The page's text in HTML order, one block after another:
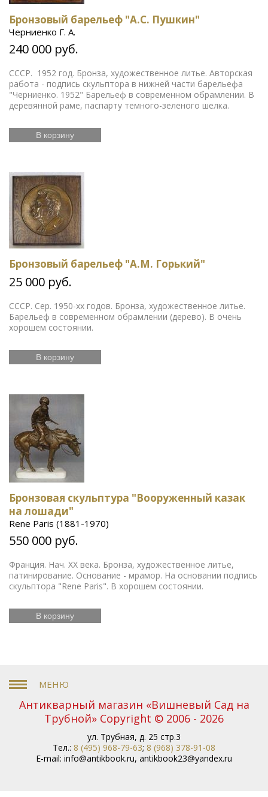
Бронзовый барельеф "А.С. Пушкин"
Черниенко Г. А.
240 000 руб.
СССР. 1952 год. Бронза, художественное литье. Авторская
работа - подпись скульптора в нижней части барельефа
"Черниенко. 1952" Барельеф в современном обрамлении. В
деревянной раме, паспарту темного-зеленого шелка.
В корзину
Бронзовый барельеф "А.М. Горький"
25 000 руб.
СССР. Сер. 1950-хх годов. Бронза, художественное литье.
Барельеф в современном обрамлении (дерево). В очень
хорошем состоянии.
В корзину
Бронзовая скульптура "Вооруженный казак
на лошади"
Rene Paris (1881-1970)
550 000 руб.
Франция. Нач. ХХ века. Бронза, художественное литье,
патинирование. Основание - мрамор. На основании подпись
скульптора "Rene Paris". В хорошем состоянии.
В корзину
Антикварный магазин «Вишневый Сад на
Трубной» Copyright © 2006 - 2026
ул. Трубная, д. 25 стр.3
Тел.: 8 (495) 968-79-63; 8 (968) 378-91-08
E-mail: info@antikbook.ru, antikbook23@yandex.ru